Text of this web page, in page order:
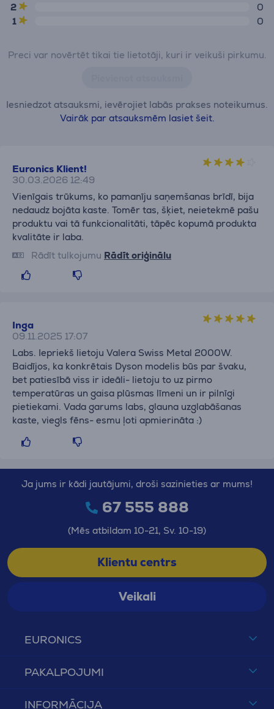
2
0
1
0
Preci var novērtēt tikai tie lietotāji, kuri ir veikuši pirkumu.
Iesniedzot atsauksmi, ievērojiet labās prakses noteikumus.
Vairāk par atsauksmēm lasiet šeit.
Euronics Klient!
30.03.2026 12:49
Vienīgais trūkums, ko pamanīju saņemšanas brīdī, bija
nedaudz bojāta kaste. Tomēr tas, šķiet, neietekmē pašu
produktu vai tā funkcionalitāti, tāpēc kopumā produkta
kvalitāte ir laba.
Rādīt tulkojumu Rādīt oriģinālu
Inga
09.11.2025 17:07
Labs. Iepriekš lietoju Valera Swiss Metal 2000W.
Baidījos, ka konkrētais Dyson modelis būs par švaku,
bet patiesībā viss ir ideāli- lietoju to uz pirmo
temperatūras un gaisa plūsmas līmeni un ir pilnīgi
pietiekami. Vada garums labs, glauna uzglabāšanas
kaste, viegls fēns- esmu ļoti apmierināta :)
EURONICS
PAKALPOJUMI
INFORMĀCIJA
Ja jums ir kādi jautājumi, droši sazinieties ar mums!
67 555 888
(Mēs atbildam 10-21, Sv. 10-19)
Klientu centrs
Veikali